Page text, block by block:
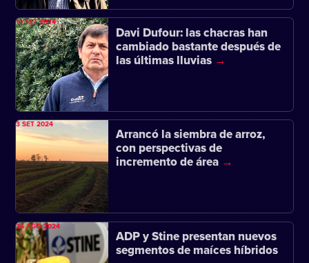
Davi Dufour: las chacras han
cambiado bastante después de
las últimas lluvias
10 SET 2024
Arrancó la siembra de arroz,
con perspectivas de
incremento de área
3 SET 2024
ADP y Stine presentan nuevos
segmentos de maíces híbridos
26 AGO 2024